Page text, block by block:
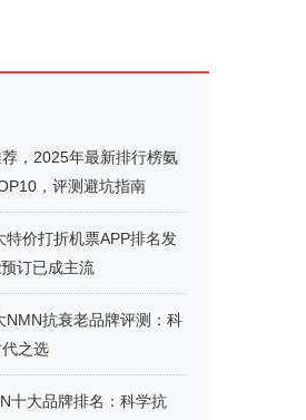
，2025年最新排行榜氨
，评测避坑指南
特价打折机票APP排名发
订已成主流
NMN抗衰老品牌评测：科
之选
十大品牌排名：科学抗